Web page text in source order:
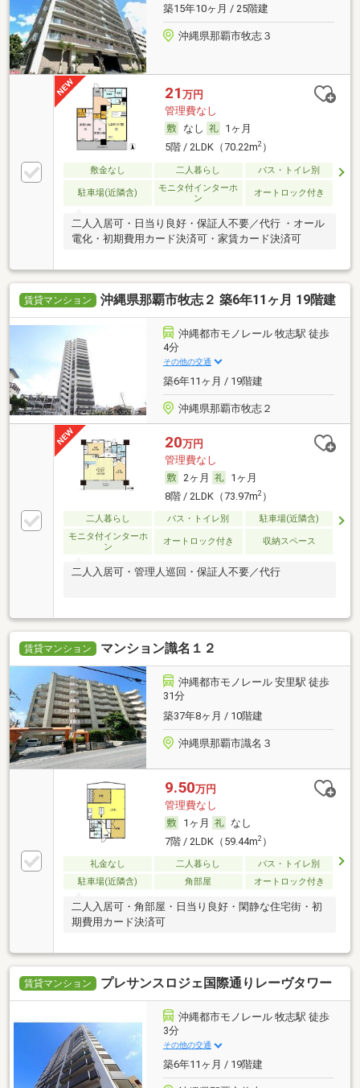
築15年10ヶ月 / 25階建
沖縄県那覇市牧志３
21 万円
管理費なし
なし
1ヶ月
5階 / 2LDK（70.22m2）
敷金なし 二人暮らし バス・トイレ別
駐車場(近隣含)
モニタ付インターホ
ン
オートロック付き
二人入居可・日当り良好・保証人不要／代行 ・オール
電化・初期費用カード決済可・家賃カード決済可
賃貸マンション 沖縄県那覇市牧志２ 築6年11ヶ月 19階建
沖縄都市モノレール 牧志駅 徒歩
4分
その他の交通
築6年11ヶ月 / 19階建
沖縄県那覇市牧志２
20万円
管理費なし
2ヶ月
1ヶ月
8階 / 2LDK（73.97m2）
二人暮らし バス・トイレ別
駐車場(近隣含)
モニタ付インターホ
ン
オートロック付き 収納スペース
二人入居可・管理人巡回・保証人不要／代行
賃貸マンション マンション識名１２
沖縄都市モノレール 安里駅 徒歩
31分
築37年8ヶ月 / 10階建
沖縄県那覇市識名３
9.50万円
管理費なし
1ヶ月
なし
7階 / 2LDK（59.44m2）
礼金なし 二人暮らし
バス・トイレ別
駐車場(近隣含)
角部屋 オートロック付き
二人入居可・角部屋・日当り良好・閑静な住宅街・初
期費用カード決済可
賃貸マンション プレサンスロジェ国際通りレーヴタワー
沖縄都市モノレール 牧志駅 徒歩
3分
その他の交通
築6年11ヶ月 / 19階建